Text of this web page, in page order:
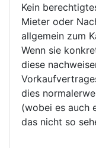
Kein
Mieter oder
allgemein zum
Wenn sie
diese
dies
(wobei es auch
das nicht so